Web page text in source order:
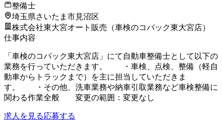
整備士
埼玉県さいたま市見沼区
株式会社東大宮オート販売（車検のコバック東大宮店）
仕事内容
「車検のコバック東大宮店」にて自動車整備士として以下の
業務を行っていただきます。 ・車検、点検、整備（軽自
動車からトラックまで）を主に担当していただきま
す。 ・その他、洗車業務や納車引取業務など車検整備に
関わる作業全般 変更の範囲：変更なし
求人を見る応募する